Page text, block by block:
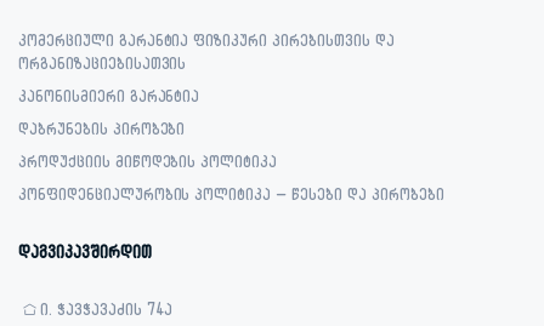
კომერციული გარანტია ფიზიკური პირებისთვის და
ორგანიზაციებისათვის
კანონისმიერი გარანტია
დაბრუნების პირობები
პროდუქციის მიწოდების პოლიტიკა
კონფიდენციალურობის პოლიტიკა – წესები და პირობები
დაგვიკავშირდით
ი. ჭავჭავაძის 74ა